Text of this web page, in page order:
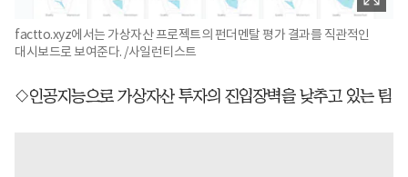
factto.xyz에서는 가상자산 프로젝트의 펀더멘탈 평가 결과를 직관적인
대시보드로 보여준다. /사일런티스트
◇인공지능으로 가상자산 투자의 진입장벽을 낮추고 있는 팀